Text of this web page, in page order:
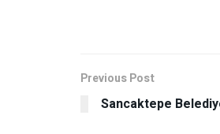
Previous Post
Sancaktepe